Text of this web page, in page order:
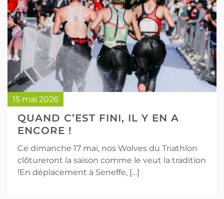
15 mai 2026
QUAND C’EST FINI, IL Y EN A
ENCORE !
Ce dimanche 17 mai, nos Wolves du Triathlon
clôtureront la saison comme le veut la tradition
!En déplacement à Seneffe, […]